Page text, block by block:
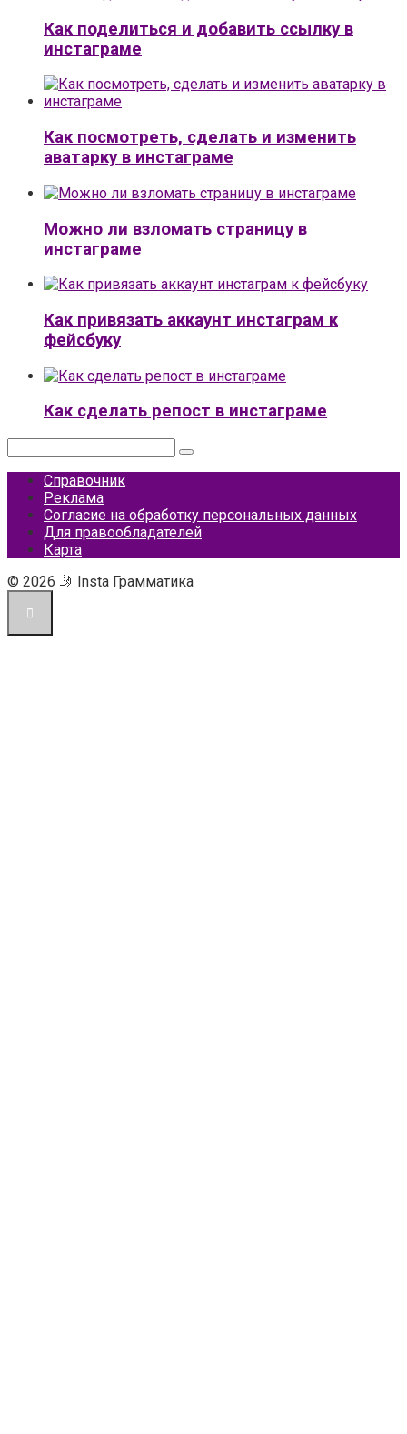
Как поделиться и добавить ссылку в
инстаграме
Как посмотреть, сделать и изменить
аватарку в инстаграме
Можно ли взломать страницу в
инстаграме
Как привязать аккаунт инстаграм к
фейсбуку
Как сделать репост в инстаграме
Справочник
Реклама
Согласие на обработку персональных данных
Для правообладателей
Карта
© 2026 🤳 Insta Грамматика